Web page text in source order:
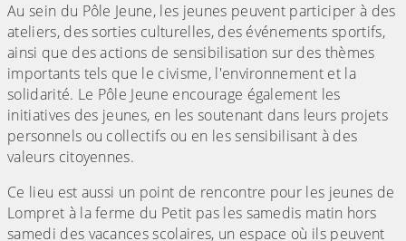
Au sein du Pôle Jeune, les jeunes peuvent participer à des
ateliers, des sorties culturelles, des événements sportifs,
ainsi que des actions de sensibilisation sur des thèmes
importants tels que le civisme, l'environnement et la
solidarité. Le Pôle Jeune encourage également les
initiatives des jeunes, en les soutenant dans leurs projets
personnels ou collectifs ou en les sensibilisant à des
valeurs citoyennes.
Ce lieu est aussi un point de rencontre pour les jeunes de
Lompret à la ferme du Petit pas les samedis matin hors
samedi des vacances scolaires, un espace où ils peuvent